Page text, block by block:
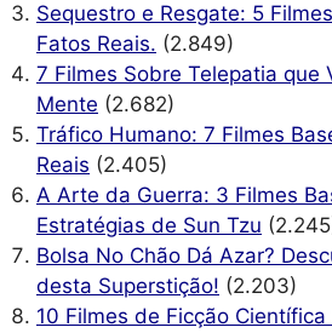
Sequestro e Resgate: 5
Fatos Reais. (2.849)
7 Filmes Sobre Telepatia que
Mente (2.682)
Tráfico Humano: 7 Filmes
Reais (2.405)
A Arte da Guerra: 3 Filmes
Estratégias de Sun Tzu
Bolsa No Chão Dá Azar?
desta Superstição! (2.203)
10 Filmes de Ficção Científica